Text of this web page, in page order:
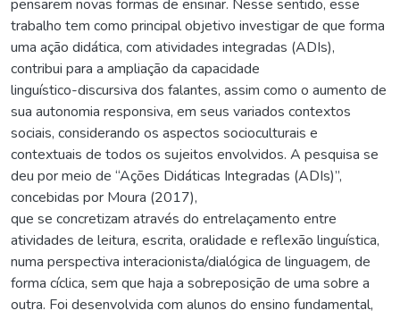
pensarem novas formas de ensinar. Nesse sentido, esse
trabalho tem como principal objetivo investigar de que forma
uma ação didática, com atividades integradas (ADIs),
contribui para a ampliação da capacidade
linguístico-discursiva dos falantes, assim como o aumento de
sua autonomia responsiva, em seus variados contextos
sociais, considerando os aspectos socioculturais e
contextuais de todos os sujeitos envolvidos. A pesquisa se
deu por meio de “Ações Didáticas Integradas (ADIs)”,
concebidas por Moura (2017),
que se concretizam através do entrelaçamento entre
atividades de leitura, escrita, oralidade e reflexão linguística,
numa perspectiva interacionista/dialógica de linguagem, de
forma cíclica, sem que haja a sobreposição de uma sobre a
outra. Foi desenvolvida com alunos do ensino fundamental,